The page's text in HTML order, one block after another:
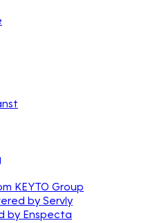
KEYTO Group
by Servly
by Enspecta